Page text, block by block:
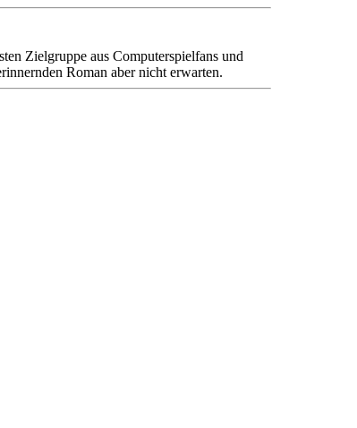
Zielgruppe aus Computerspielfans und
Roman aber nicht erwarten.